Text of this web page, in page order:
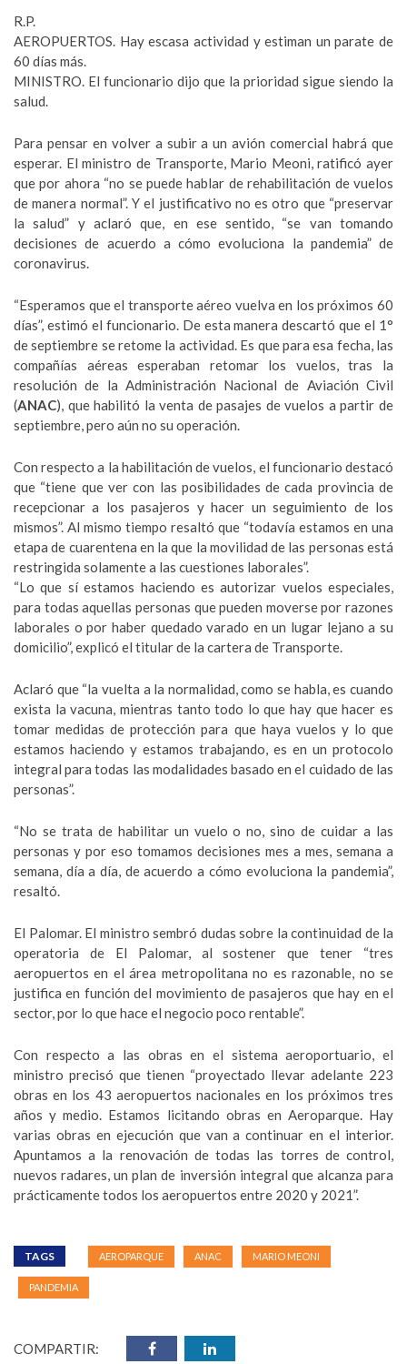
R.P.
AEROPUERTOS. Hay escasa actividad y estiman un parate de
60 días más.
MINISTRO. El funcionario dijo que la prioridad sigue siendo la
salud.
Para pensar en volver a subir a un avión comercial habrá que
esperar. El ministro de Transporte, Mario Meoni, ratificó ayer
que por ahora “no se puede hablar de rehabilitación de vuelos
de manera normal”. Y el justificativo no es otro que “preservar
la salud” y aclaró que, en ese sentido, “se van tomando
decisiones de acuerdo a cómo evoluciona la pandemia” de
coronavirus.
“Esperamos que el transporte aéreo vuelva en los próximos 60
días”, estimó el funcionario. De esta manera descartó que el 1°
de septiembre se retome la actividad. Es que para esa fecha, las
compañías aéreas esperaban retomar los vuelos, tras la
resolución de la Administración Nacional de Aviación Civil
(ANAC), que habilitó la venta de pasajes de vuelos a partir de
septiembre, pero aún no su operación.
Con respecto a la habilitación de vuelos, el funcionario destacó
que “tiene que ver con las posibilidades de cada provincia de
recepcionar a los pasajeros y hacer un seguimiento de los
mismos”. Al mismo tiempo resaltó que “todavía estamos en una
etapa de cuarentena en la que la movilidad de las personas está
restringida solamente a las cuestiones laborales”.
“Lo que sí estamos haciendo es autorizar vuelos especiales,
para todas aquellas personas que pueden moverse por razones
laborales o por haber quedado varado en un lugar lejano a su
domicilio”, explicó el titular de la cartera de Transporte.
Aclaró que “la vuelta a la normalidad, como se habla, es cuando
exista la vacuna, mientras tanto todo lo que hay que hacer es
tomar medidas de protección para que haya vuelos y lo que
estamos haciendo y estamos trabajando, es en un protocolo
integral para todas las modalidades basado en el cuidado de las
personas”.
“No se trata de habilitar un vuelo o no, sino de cuidar a las
personas y por eso tomamos decisiones mes a mes, semana a
semana, día a día, de acuerdo a cómo evoluciona la pandemia”,
resaltó.
El Palomar. El ministro sembró dudas sobre la continuidad de la
operatoria de El Palomar, al sostener que tener “tres
aeropuertos en el área metropolitana no es razonable, no se
justifica en función del movimiento de pasajeros que hay en el
sector, por lo que hace el negocio poco rentable”.
Con respecto a las obras en el sistema aeroportuario, el
ministro precisó que tienen “proyectado llevar adelante 223
obras en los 43 aeropuertos nacionales en los próximos tres
años y medio. Estamos licitando obras en Aeroparque. Hay
varias obras en ejecución que van a continuar en el interior.
Apuntamos a la renovación de todas las torres de control,
nuevos radares, un plan de inversión integral que alcanza para
prácticamente todos los aeropuertos entre 2020 y 2021”.
TAGS AEROPARQUE ANAC MARIO MEONI
PANDEMIA
COMPARTIR: